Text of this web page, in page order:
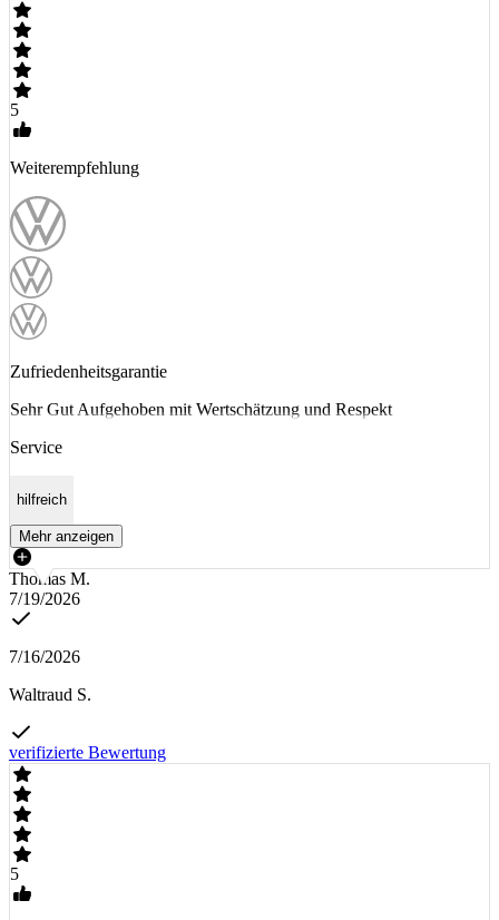
5
Weiterempfehlung
Zufriedenheitsgarantie
Sehr Gut Aufgehoben mit Wertschätzung und Respekt
Service
hilfreich
Mehr anzeigen
Thomas M.
7/19/2026
7/16/2026
Waltraud S.
verifizierte Bewertung
5